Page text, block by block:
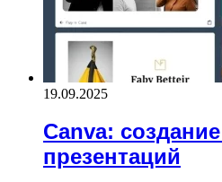
19.09.2025
Canva:
презентаций